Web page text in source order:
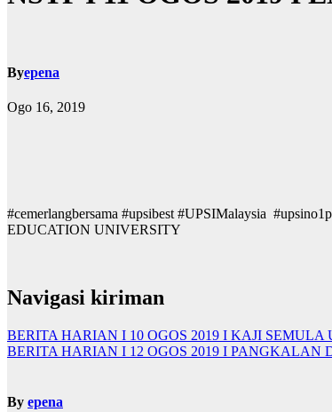
Byepena
Ogo 16, 2019
#cemerlangbersama #upsibest #UPSIMalaysia
EDUCATION UNIVERSITY
Navigasi kiriman
BERITA HARIAN I 10 OGOS 2019 I KAJI
BERITA HARIAN I 12 OGOS 2019 I
By epena